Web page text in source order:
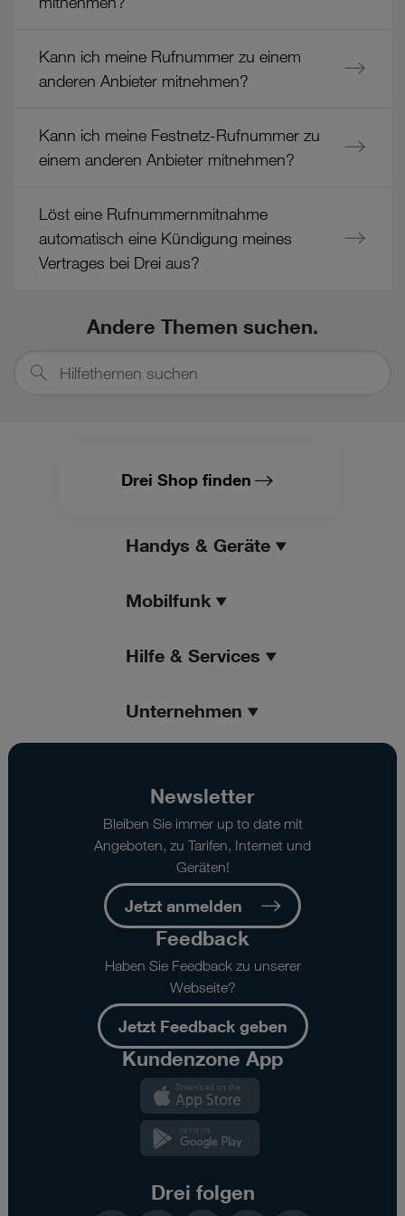
Kann ich meine Rufnummer zu einem
anderen Anbieter mitnehmen?
Kann ich meine Festnetz-Rufnummer zu
einem anderen Anbieter mitnehmen?
Löst eine Rufnummernmitnahme
automatisch eine Kündigung meines
Vertrages bei Drei aus?
Andere Themen suchen.
suchen
Drei Shop finden
Handys & Geräte
Mobilfunk
Hilfe & Services
Unternehmen
Newsletter
Bleiben Sie immer up to date mit
Angeboten, zu Tarifen, Internet und
Geräten!
Jetzt anmelden
Feedback
Haben Sie Feedback zu unserer
Webseite?
Jetzt Feedback geben
Kundenzone App
Drei folgen